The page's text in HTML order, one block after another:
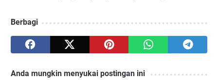
Berbagi
Anda mungkin menyukai postingan ini